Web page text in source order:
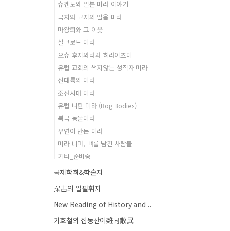
슈겐도와 일본 미라 이야기
극지와 고지의 얼음 미라
마왕퇴와 그 이웃
실크로드 미라
오슈 후지와라와 히라이즈미
유럽 교회의 썩지않는 성직자 미라
신대륙의 미라
조선시대 미라
유럽 니탄 미라 (Bog Bodies)
북극 동물미라
우연이 만든 미라
미라 너머, 뼈를 남긴 사람들
기타_준비중
국제학회&학술지
探古의 일필휘지
New Reading of History and ..
기호철의 잡동산이雜同散異